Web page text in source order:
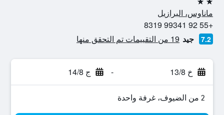
2 نجمتين
ماناوس، البرازيل
+55 92 99341 8319
7.2 جيد 19 من التقييمات تم التحقق منها
خ 13/8 - ج 14/8
2 من الضيوف، غرفة واحدة